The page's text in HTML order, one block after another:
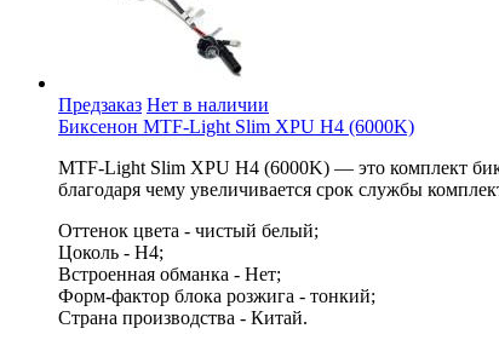
Предзаказ Нет в наличии
Биксенон MTF-Light Slim XPU H4 (6000K)
MTF-Light Slim XPU H4 (6000K) — это комплект
благодаря чему увеличивается срок службы
Оттенок цвета - чистый белый;
Цоколь - H4;
Встроенная обманка - Нет;
Форм-фактор блока розжига - тонкий;
Страна производства - Китай.